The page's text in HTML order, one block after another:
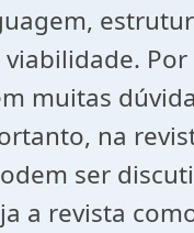
muitas
na
ser
a revista